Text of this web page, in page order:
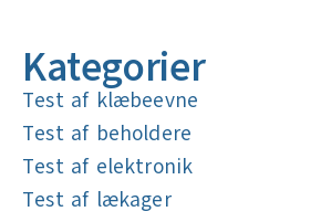
Kategorier
Test af klæbeevne
Test af beholdere
Test af elektronik
Test af lækager